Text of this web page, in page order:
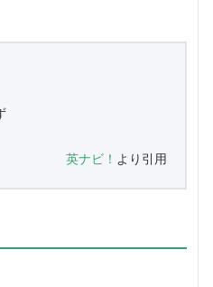
英ナビ！ より引用